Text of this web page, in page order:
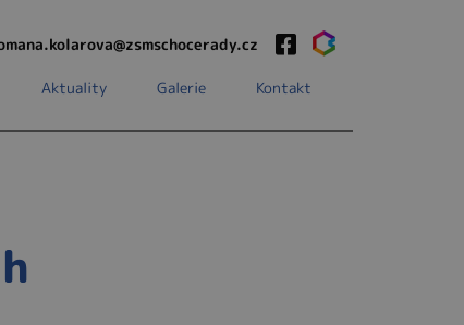
Aktuality Galerie Kontakt